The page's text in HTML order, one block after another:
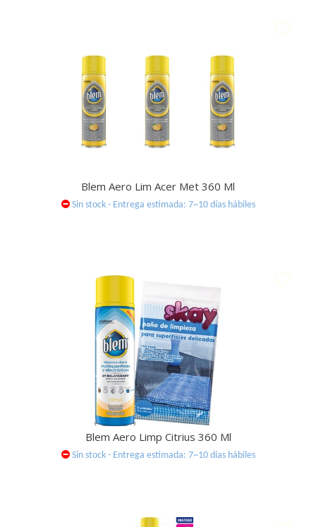
Blem Aero Lim Acer Met 360 Ml
Sin stock - Entrega estimada: 7~10 días hábiles
Blem Aero Limp Citrius 360 Ml
Sin stock - Entrega estimada: 7~10 días hábiles